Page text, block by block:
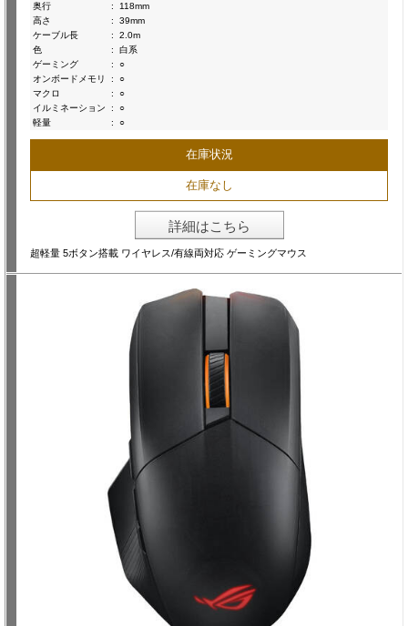
奥行
:
118mm
高さ
:
39mm
ケーブル長
:
2.0m
色
:
白系
ゲーミング
:
○
オンボードメモリ
:
○
マクロ
:
○
イルミネーション
:
○
軽量
: ○
在庫状況
在庫なし
詳細はこちら
超軽量 5ボタン搭載 ワイヤレス/有線両対応 ゲーミングマウス